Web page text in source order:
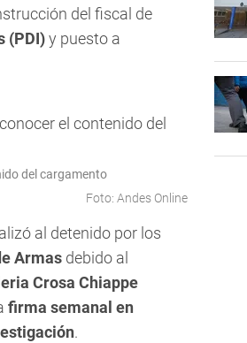
del fiscal de
(PDI)y puesto a
del cargamento
Foto: Andes Online
al detenido por los
Armas debido al
Crosa Chiappe
firma semanal en
.